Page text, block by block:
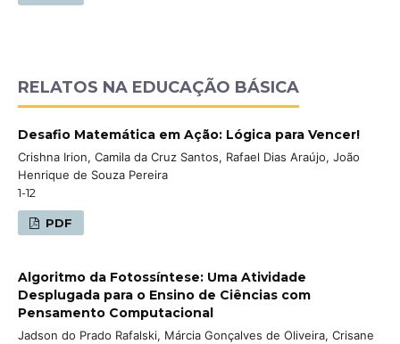
RELATOS NA EDUCAÇÃO BÁSICA
Desafio Matemática em Ação: Lógica para Vencer!
Crishna Irion, Camila da Cruz Santos, Rafael Dias Araújo, João
Henrique de Souza Pereira
1-12
PDF
Algoritmo da Fotossíntese: Uma Atividade
Desplugada para o Ensino de Ciências com
Pensamento Computacional
Jadson do Prado Rafalski, Márcia Gonçalves de Oliveira, Crisane